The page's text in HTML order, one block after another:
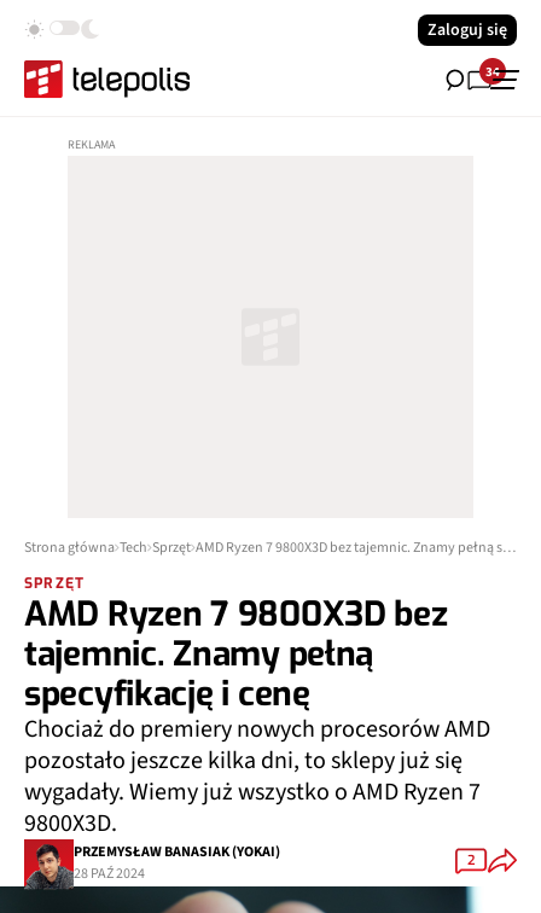
Zaloguj się
34
Strona główna Tech Sprzęt AMD Ryzen 7 9800X3D bez tajemnic. Znamy pełną specyfikację i cenę
SPRZĘT
AMD Ryzen 7 9800X3D bez
tajemnic. Znamy pełną
specyfikację i cenę
Chociaż do premiery nowych procesorów AMD
pozostało jeszcze kilka dni, to sklepy już się
wygadały. Wiemy już wszystko o AMD Ryzen 7
9800X3D.
PRZEMYSŁAW BANASIAK (YOKAI)
28 PAŹ 2024
2